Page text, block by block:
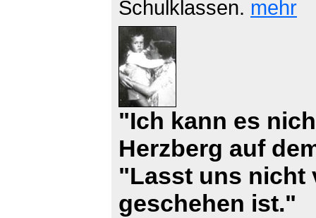
Schulklassen. mehr
"Ich kann es
Herzberg auf
"Lasst uns nicht
geschehen ist."